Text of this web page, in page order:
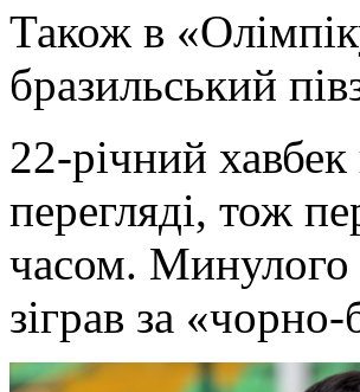
Також в
бразильський
22-річний
перегляді, тож
часом. Минулого
зіграв за